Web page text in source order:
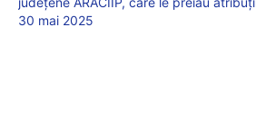
30 mai 2025